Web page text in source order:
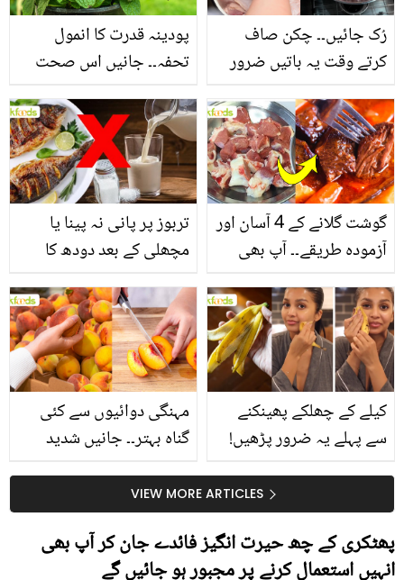
پودینہ قدرت کا انمول
تحفہ۔۔ جانیں اس صحت
انگیز طبی فوائد
رُک جائیں۔۔ چکن صاف
کرتے وقت یہ باتیں ضرور
تربوز پر پانی نہ پینا یا
مچھلی کے بعد دودھ کا
سے متعلق غلط فہمیوں کی
حقیقت کیا ہے اور افواہ
کیا؟
گوشت گلانے کے 4 آسان اور
آزمودہ طریقے۔۔ آپ بھی
بتائے راز
مہنگی دوائیوں سے کئی
گناہ بہتر۔۔ جانیں شدید
کیوں کھانا چاہیے؟
کیلے کے چھلکے پھینکنے
سے پہلے یہ ضرور پڑھیں!
سستا اور قدرتی حلVIEW MORE ARTICLES
پھٹکری کے چھ حیرت انگیز فائدے جان کر آپ بھی
انہیں استعمال کرنے پر مجبور ہو جائیں گے